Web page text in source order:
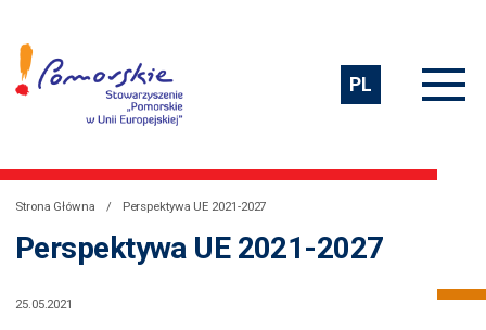
PL
Strona Główna Perspektywa UE 2021-2027
Perspektywa UE 2021-2027
25.05.2021